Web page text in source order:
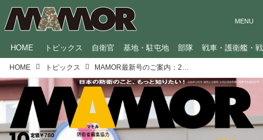
HOME トピックス 自衛官 基地・駐屯地 部隊 戦車・護衛艦・
HOME トピックス